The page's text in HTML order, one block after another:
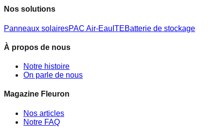
Nos solutions
Panneaux solairesPAC Air-Eau ITEBatterie de stockage
À propos de nous
Notre histoire
On parle de nous
Magazine Fleuron
Nos articles
Notre FAQ